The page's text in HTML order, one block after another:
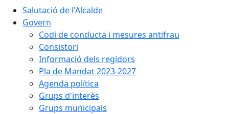
Salutació de l'Alcalde
Govern
Codi de conducta i mesures antifrau
Consistori
Informació dels regidors
Pla de Mandat 2023-2027
Agenda política
Grups d'interès
Grups municipals